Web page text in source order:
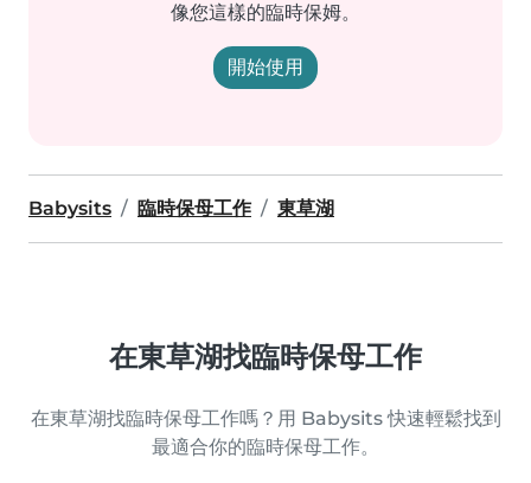
像您這樣的臨時保姆。
開始使用
Babysits 臨時保母工作 東草湖
在東草湖找臨時保母工作
在東草湖找臨時保母工作嗎？用 Babysits 快速輕鬆找到
最適合你的臨時保母工作。